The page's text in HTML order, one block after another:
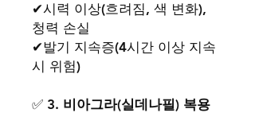
✔시력 이상(흐려짐, 색 변화),
청력 손실
✔발기 지속증(4시간 이상 지속
시 위험)
✅ 3. 비아그라(실데나필) 복용